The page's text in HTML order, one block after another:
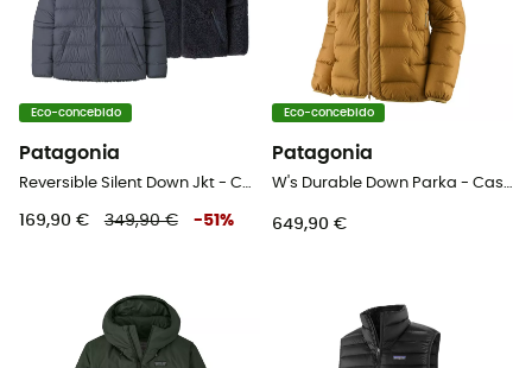
Eco-concebido
Patagonia
Reversible Silent Down Jkt - Casaco penas homem
169,90 € 349,90 € -51 %
Eco-concebido
Patagonia
W's Durable Down Parka - Casaco penas mulher
649,90 €